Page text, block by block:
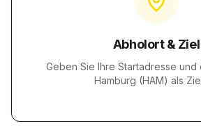
Abholort & Ziel
Geben Sie Ihre Startadresse und
Hamburg (HAM) als